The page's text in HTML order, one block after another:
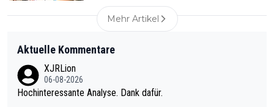
Mehr Artikel
Aktuelle Kommentare
XJRLion
06-08-2026
Hochinteressante Analyse. Dank dafür.